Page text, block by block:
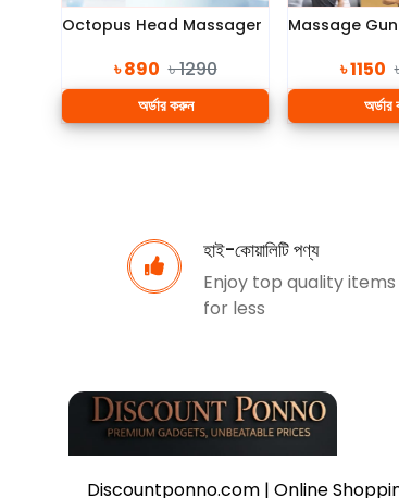
Octopus Head Massager
৳ 890 ৳ 1290
অর্ডার করুন
Massage Gun
৳ 1150
হাই-কোয়ালিটি পণ্য
Enjoy top quality items
for less
Discountponno.com | Online